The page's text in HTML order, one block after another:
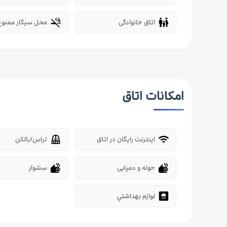
family_restroom اتاق خانوادگی smoke_free محل سیگار
امکانات اتاق
wifi اینترنت رایگان در اتاق balcony تراس/بالکن
dry حوله و دمپایی dry سشوار
bathroom لوازم بهداشتي